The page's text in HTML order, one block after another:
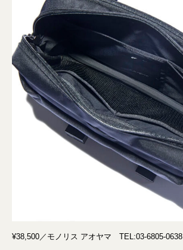
¥38,500／モノリス アオヤマ TEL:03-6805-0638